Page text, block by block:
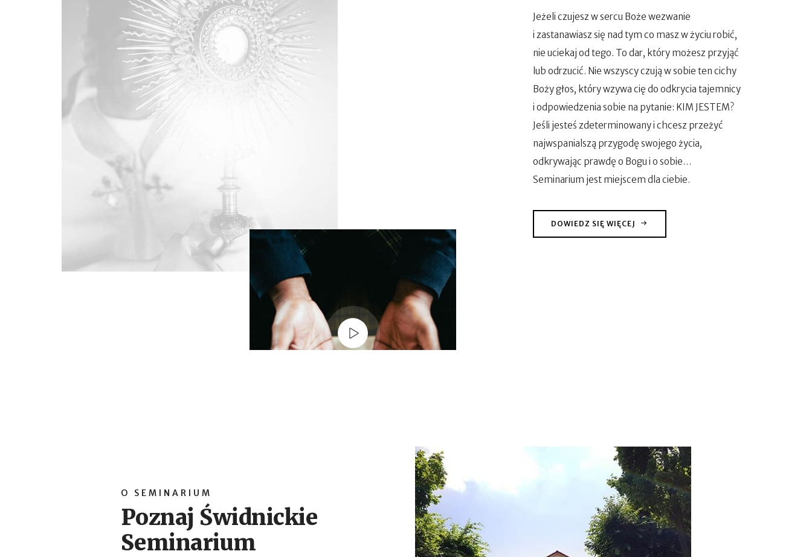
Jeżeli czujesz w sercu Boże wezwanie
i zastanawiasz się nad tym co masz w życiu robić,
nie uciekaj od tego. To dar, który możesz przyjąć
lub odrzucić. Nie wszyscy czują w sobie ten cichy
Boży głos, który wzywa cię do odkrycia tajemnicy
i odpowiedzenia sobie na pytanie: KIM JESTEM?
Jeśli jesteś zdeterminowany i chcesz przeżyć
najwspanialszą przygodę swojego życia,
odkrywając prawdę o Bogu i o sobie…
Seminarium jest miejscem dla ciebie.
DOWIEDZ SIĘ WIĘCEJ
O SEMINARIUM
Poznaj Świdnickie
Seminarium